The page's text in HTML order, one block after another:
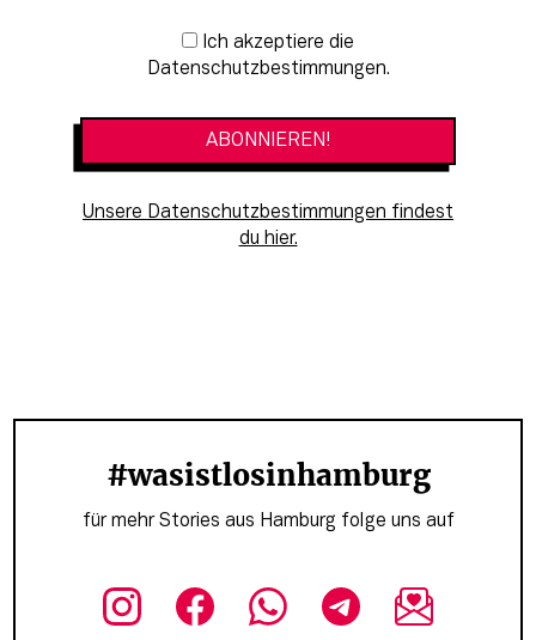
Newsletter-Anmeldung
Datenschutzbestimmungen.
Unsere Datenschutzbestimmungen findest
du hier.
#wasistlosinhamburg
für mehr Stories aus Hamburg folge uns auf